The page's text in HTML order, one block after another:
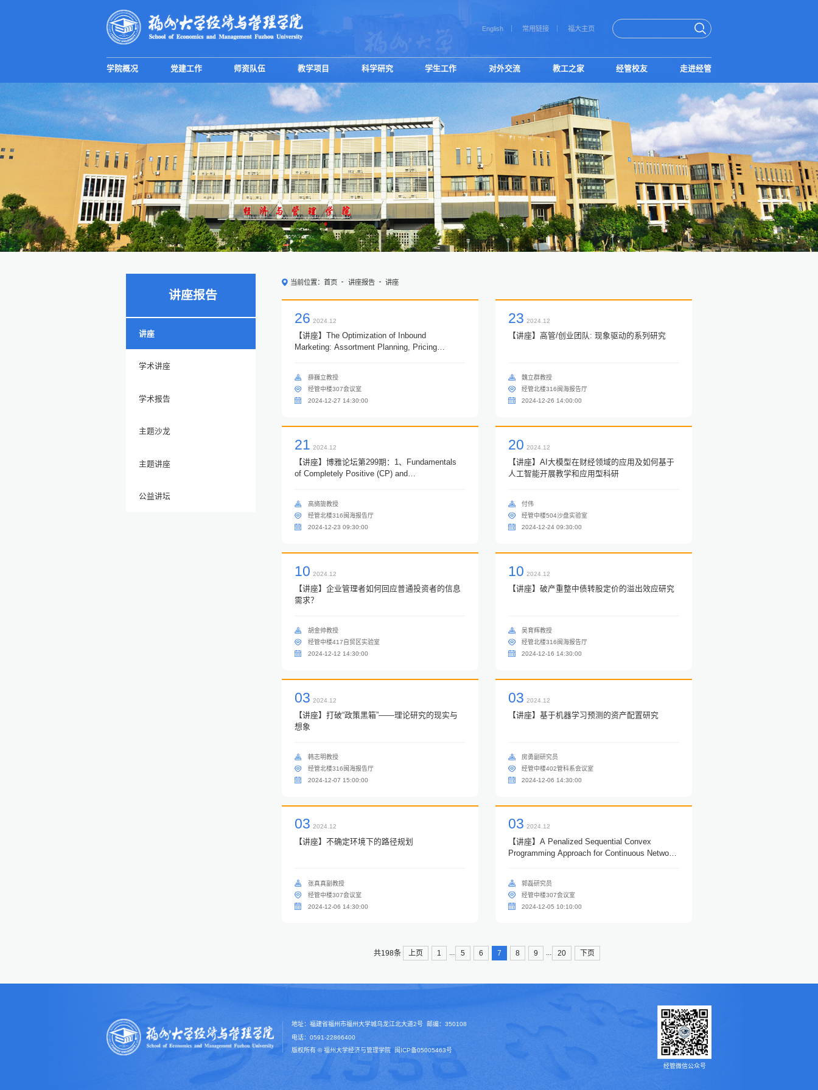
English 常用链接 福大主页
学院概况 党建工作 师资队伍 教学项目 科学研究 学生工作 对外交流 教工之家 经管校友 走进经管
讲座报告
讲座
学术讲座
学术报告
主题沙龙
主题讲座
公益讲坛
当前位置： 首页 讲座报告 讲座
26 2024.12
【讲座】The Optimization of Inbound
Marketing: Assortment Planning, Pricing
薛巍立教授
经管中楼307会议室
2024-12-27 14:30:00
23 2024.12
【讲座】高管/创业团队: 现象驱动的系列研究
魏立群教授
经管北楼316闽海报告厅
2024-12-26 14:00:00
21 2024.12
【讲座】博雅论坛第299期：1、Fundamentals
of Completely Positive (CP) and
under uncertainty
高旖旎教授
经管北楼316闽海报告厅
2024-12-23 09:30:00
20 2024.12
【讲座】AI大模型在财经领域的应用及如何基于
人工智能开展教学和应用型科研
付伟
经管中楼504沙盘实验室
2024-12-24 09:30:00
10 2024.12
【讲座】企业管理者如何回应普通投资者的信息
需求？
胡金帅教授
经管中楼417自贸区实验室
2024-12-12 14:30:00
10 2024.12
【讲座】破产重整中债转股定价的溢出效应研究
吴育辉教授
经管北楼316闽海报告厅
2024-12-16 14:30:00
03 2024.12
【讲座】打破“政策黑箱”——理论研究的现实与
想象
韩志明教授
经管北楼316闽海报告厅
2024-12-07 15:00:00
03 2024.12
【讲座】基于机器学习预测的资产配置研究
房勇副研究员
经管中楼402管科系会议室
2024-12-06 14:30:00
03 2024.12
【讲座】不确定环境下的路径规划
张真真副教授
经管中楼307会议室
2024-12-06 14:30:00
03 2024.12
【讲座】A Penalized Sequential Convex
Programming Approach for Continuous Network
郭磊研究员
经管中楼307会议室
2024-12-05 10:10:00
共198条 上页 1 5 6 7 8 9 20 下页
地址：福建省福州市福州大学城乌龙江北大道2号 邮编：350108
电话：0591-22866400
版权所有 © 福州大学经济与管理学院闽ICP备05005463号
经管微信公众号